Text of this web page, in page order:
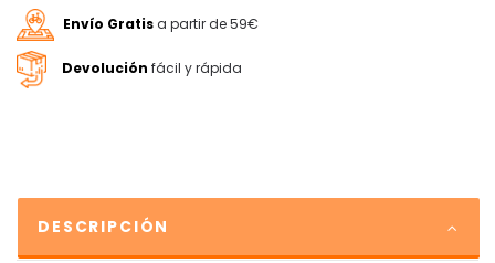
Envío Gratisa partir de 59€
Devolución fácil y rápida
DESCRIPCIÓN